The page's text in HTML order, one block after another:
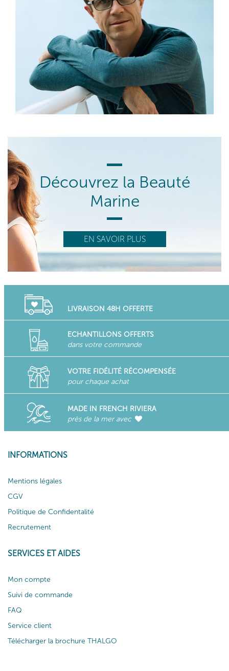
Découvrez la Beauté
Marine
EN SAVOIR PLUS
LIVRAISON 48H OFFERTE
ECHANTILLONS OFFERTS
dans votre commande
VOTRE FIDÉLITÉ RÉCOMPENSÉE
pour chaque achat
MADE IN FRENCH RIVIERA
près de la mer avec
INFORMATIONS
Mentions légales
CGV
Politique de Confidentalité
Recrutement
SERVICES ET AIDES
Mon compte
Suivi de commande
FAQ
Service client
Télécharger la brochure THALGO